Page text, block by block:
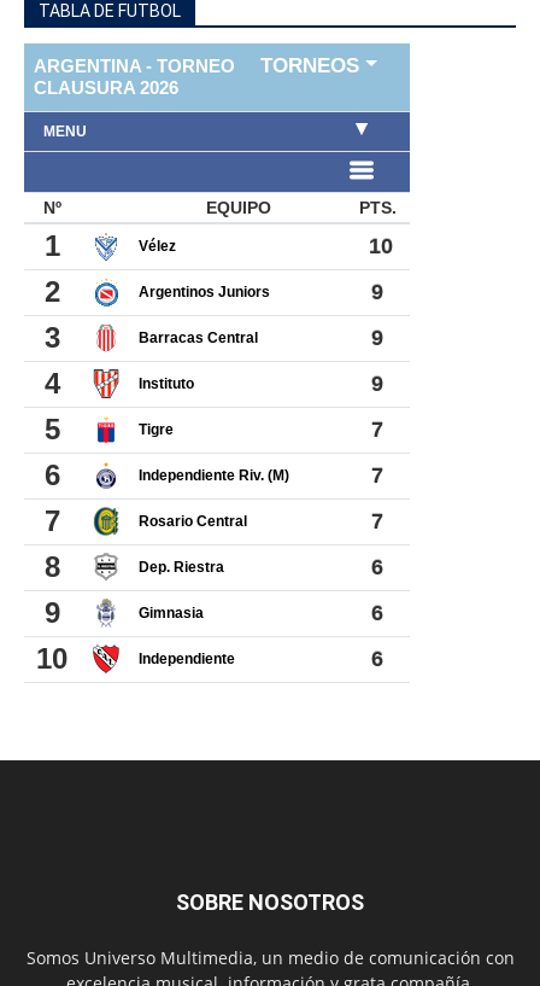
TABLA DE FUTBOL
SOBRE NOSOTROS
Somos Universo Multimedia, un medio de comunicación con